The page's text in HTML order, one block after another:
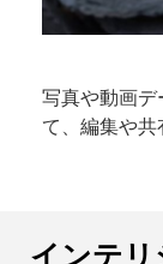
写真や動画デ
て、編集や共
インテリ